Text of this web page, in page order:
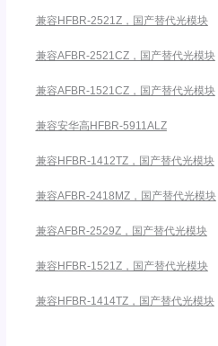
兼容HFBR-2521Z，国产替代光模块
兼容AFBR-2521CZ，国产替代光模块
兼容AFBR-1521CZ，国产替代光模块
兼容安华高HFBR-5911ALZ
兼容HFBR-1412TZ，国产替代光模块
兼容AFBR-2418MZ，国产替代光模块
兼容AFBR-2529Z，国产替代光模块
兼容HFBR-1521Z，国产替代光模块
兼容HFBR-1414TZ，国产替代光模块